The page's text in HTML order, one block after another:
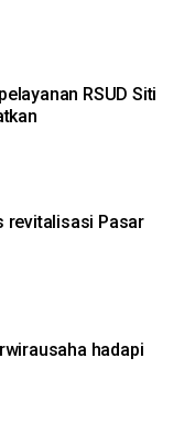
RSUD Siti
revitalisasi Pasar
hadapi